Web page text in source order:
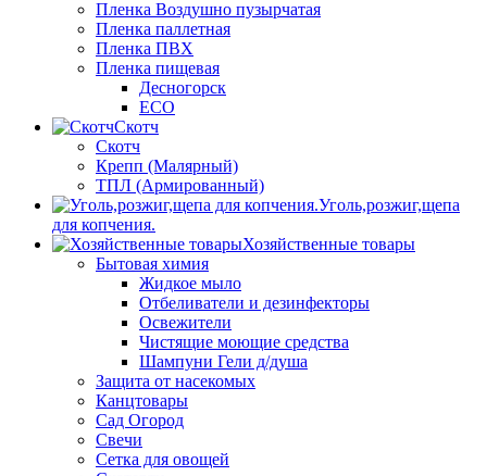
Пленка Воздушно пузырчатая
Пленка паллетная
Пленка ПВХ
Пленка пищевая
Десногорск
ECO
Скотч
Скотч
Крепп (Малярный)
ТПЛ (Армированный)
Уголь,розжиг,щепа
для копчения.
Хозяйственные товары
Бытовая химия
Жидкое мыло
Отбеливатели и дезинфекторы
Освежители
Чистящие моющие средства
Шампуни Гели д/душа
Защита от насекомых
Канцтовары
Сад Огород
Свечи
Сетка для овощей